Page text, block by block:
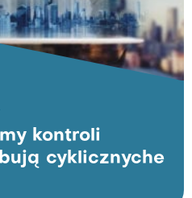
kontroli
cyklicznyche